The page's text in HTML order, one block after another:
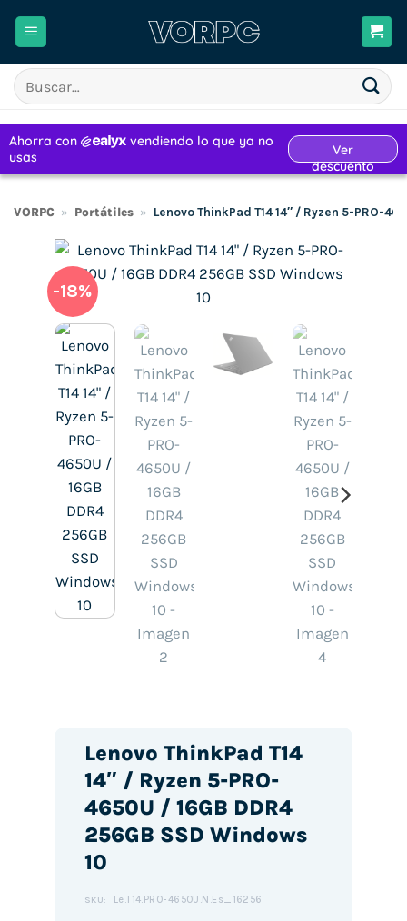
Buscar
por:
VORPC » Portátiles » Lenovo ThinkPad T14 14″ / Ryzen 5-PRO-
-18%
Lenovo ThinkPad T14
14″ / Ryzen 5-PRO-
4650U / 16GB DDR4
256GB SSD Windows
10
SKU: Le.T14.PRO-4650U.N.Es_16256